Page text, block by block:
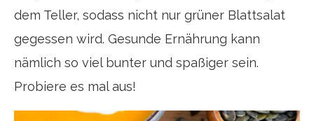
dem Teller, sodass nicht nur grüner Blattsalat
gegessen wird. Gesunde Ernährung kann
nämlich so viel bunter und spaßiger sein.
Probiere es mal aus!